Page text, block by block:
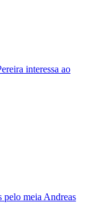
interessa ao
pelo meia Andreas